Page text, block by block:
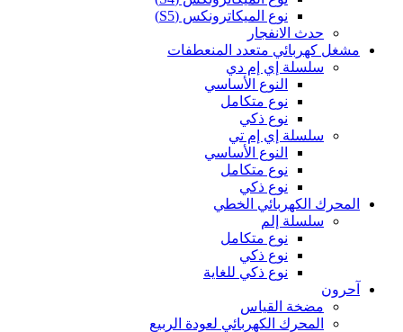
نوع الميكاترونكس (S5)
حدث الانفجار
مشغل كهربائي متعدد المنعطفات
سلسلة إي إم دي
النوع الأساسي
نوع متكامل
نوع ذكي
سلسلة إي إم تي
النوع الأساسي
نوع متكامل
نوع ذكي
المحرك الكهربائي الخطي
سلسلة إلم
نوع متكامل
نوع ذكي
نوع ذكي للغاية
آحرون
مضخة القياس
المحرك الكهربائي لعودة الربيع